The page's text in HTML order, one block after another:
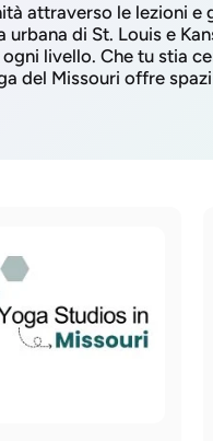
attraverso le lezioni
di St. Louis e
livello. Che tu stia
del Missouri offre